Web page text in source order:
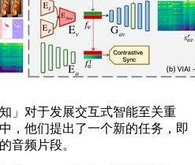
对于发展交互式智能至关重
，他们提出了一个新的任务，即
音频片段。